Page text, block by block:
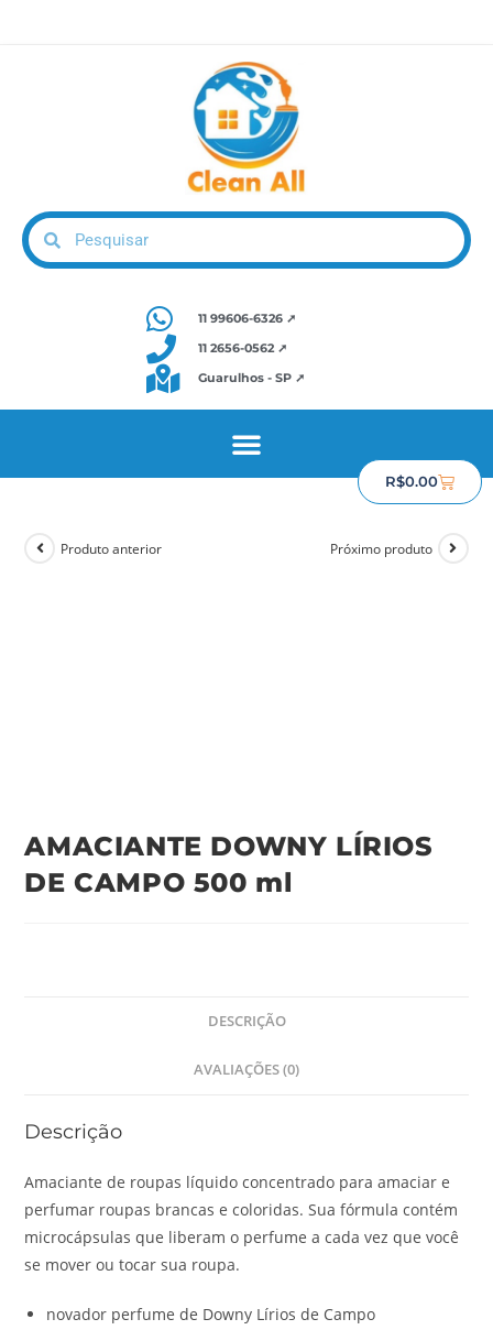
11 99606-6326 ➚
11 2656-0562 ➚
Guarulhos - SP ➚
R$0.00
Produto anterior Próximo produto
AMACIANTE DOWNY LÍRIOS
DE CAMPO 500 ml
DESCRIÇÃO
AVALIAÇÕES (0)
Descrição
Amaciante de roupas líquido concentrado para amaciar e
perfumar roupas brancas e coloridas. Sua fórmula contém
microcápsulas que liberam o perfume a cada vez que você
se mover ou tocar sua roupa.
novador perfume de Downy Lírios de Campo